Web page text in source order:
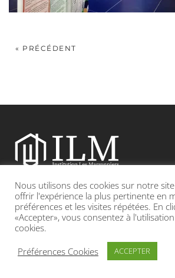
« PRÉCÉDENT
Etablissement catholique sous contrat
Adresse : 19, Grande rue 69420
INFOS LÉGALES POLITIQUE DE
Nous utilisons des cookies sur notre
offrir l'expérience la plus pertinente en
préférences et les visites répétées. En
«Accepter», vous consentez à
cookies.
Préférences Cookies
ACCEPTER